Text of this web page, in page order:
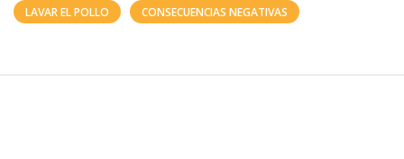
LAVAR EL POLLO CONSECUENCIAS NEGATIVAS